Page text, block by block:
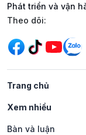
Phát triển và vận
Mạng xã
Theo dõi:
Trang chủ
Xem nhiều
Bàn và luận